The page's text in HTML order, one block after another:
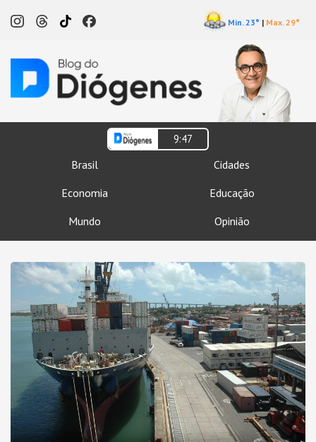
Min. 23° | Max. 29°
9:47
Brasil
Cidades
Economia
Educação
Mundo
Opinião